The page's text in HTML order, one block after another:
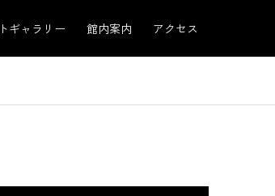
ギャラリー 館内案内 アクセス